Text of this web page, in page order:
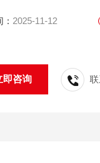
2025-11-12
即咨询